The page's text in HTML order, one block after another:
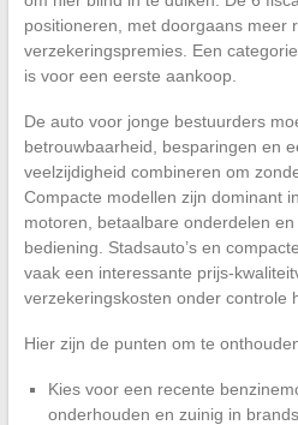
positioneren, met doorgaans meer
verzekeringspremies. Een
is voor een eerste aankoop.
De auto voor jonge bestuurders
betrouwbaarheid, besparingen en
veelzijdigheid combineren om
Compacte modellen zijn dominant
motoren, betaalbare onderdelen
bediening. Stadsauto’s en
vaak een interessante prijs-
verzekeringskosten onder controle
Hier zijn de punten om te
Kies voor een recente
onderhouden en zuinig in